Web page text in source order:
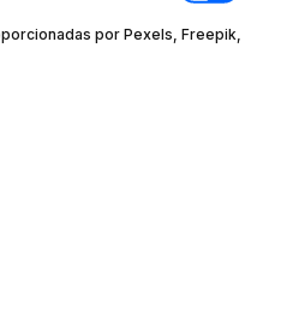
por Pexels, Freepik,